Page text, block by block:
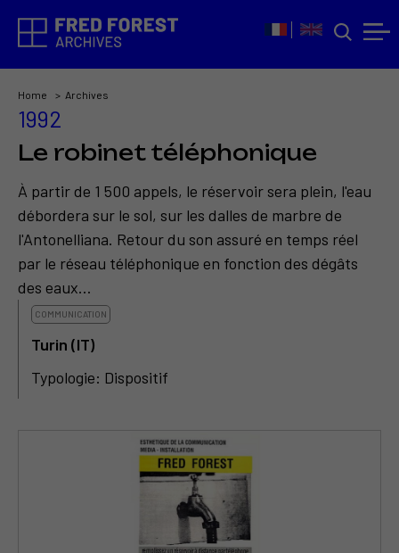
Home Archives
1992
Le robinet téléphonique
À partir de 1 500 appels, le réservoir sera plein, l'eau
débordera sur le sol, sur les dalles de marbre de
l'Antonelliana. Retour du son assuré en temps réel
par le réseau téléphonique en fonction des dégâts
des eaux…
COMMUNICATION
Turin (IT)
Typologie: Dispositif